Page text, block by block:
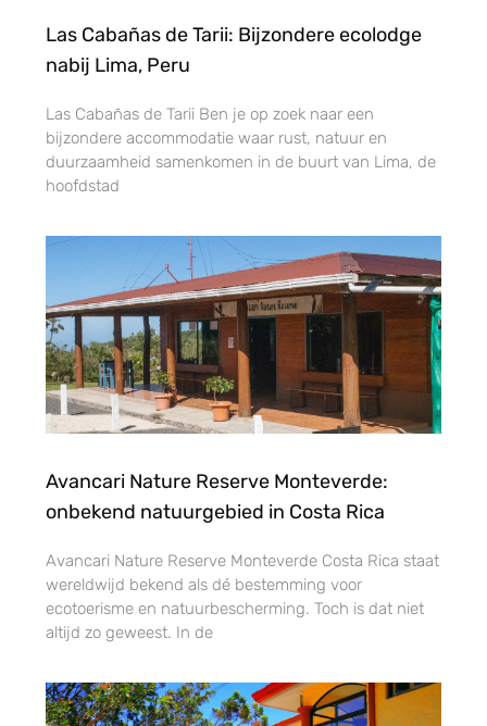
Las Cabañas de Tarii: Bijzondere ecolodge
nabij Lima, Peru
Las Cabañas de Tarii Ben je op zoek naar een
bijzondere accommodatie waar rust, natuur en
duurzaamheid samenkomen in de buurt van Lima, de
hoofdstad
Avancari Nature Reserve Monteverde:
onbekend natuurgebied in Costa Rica
Avancari Nature Reserve Monteverde Costa Rica staat
wereldwijd bekend als dé bestemming voor
ecotoerisme en natuurbescherming. Toch is dat niet
altijd zo geweest. In de